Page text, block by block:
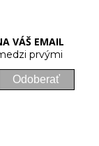
VÁŠ EMAIL
prvými
Odoberať